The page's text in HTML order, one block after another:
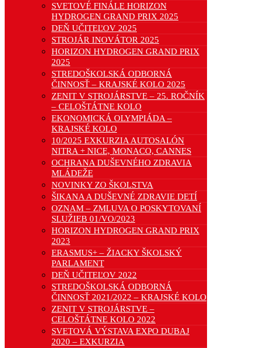
SVETOVÉ FINÁLE HORIZON
HYDROGEN GRAND PRIX 2025
DEŇ UČITEĽOV 2025
STROJÁR INOVÁTOR 2025
HORIZON HYDROGEN GRAND PRIX
2025
STREDOŠKOLSKÁ ODBORNÁ
ČINNOSŤ – KRAJSKÉ KOLO 2025
ZENIT V STROJÁRSTVE – 25. ROČNÍK
– CELOŠTÁTNE KOLO
EKONOMICKÁ OLYMPIÁDA –
KRAJSKÉ KOLO
10/2025 EXKURZIA AUTOSALÓN
NITRA + NICE, MONACO, CANNES
OCHRANA DUŠEVNÉHO ZDRAVIA
MLÁDEŽE
NOVINKY ZO ŠKOLSTVA
ŠIKANA A DUŠEVNÉ ZDRAVIE DETÍ
OZNAM – ZMLUVA O POSKYTOVANÍ
SLUŽIEB 01/VO/2023
HORIZON HYDROGEN GRAND PRIX
2023
ERASMUS+ – ŽIACKY ŠKOLSKÝ
PARLAMENT
DEŇ UČITEĽOV 2022
STREDOŠKOLSKÁ ODBORNÁ
ČINNOSŤ 2021/2022 – KRAJSKÉ KOLO
ZENIT V STROJÁRSTVE –
CELOŠTÁTNE KOLO 2022
SVETOVÁ VÝSTAVA EXPO DUBAJ
2020 – EXKURZIA